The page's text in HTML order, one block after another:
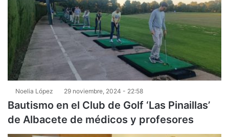
Noelia López 29 noviembre, 2024 - 22:58
Bautismo en el Club de Golf ‘Las Pinaillas’
de Albacete de médicos y profesores